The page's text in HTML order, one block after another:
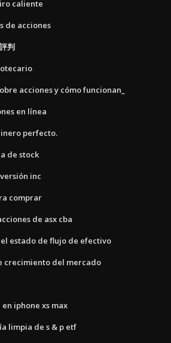
caliente
de acciones
判
acciones y cómo funcionan_
en línea
perfecto.
de stock
inc
comprar
de asx cba
estado de flujo de efectivo
crecimiento del mercado
iphone xs max
limpia de s & p etf